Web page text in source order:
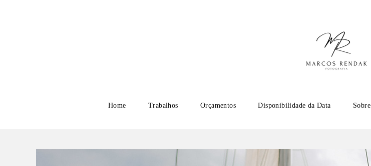
Home Trabalhos Orçamentos Disponibilidade da Data Sobre